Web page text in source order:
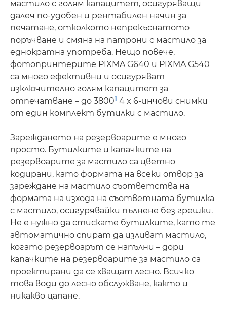
мастило с голям капацитет, осигуряващи
далеч по-удобен и рентабилен начин за
печатане, отколкото непрекъснатото
поръчване и смяна на патрони с мастило за
еднократна употреба. Нещо повече,
фотопринтерите PIXMA G640 и PIXMA G540
са много ефективни и осигуряват
изключително голям капацитет за
отпечатване – до 38001 4 x 6-инчови снимки
от един комплект бутилки с мастило.
Зареждането на резервоарите е много
просто. Бутилките и капачките на
резервоарите за мастило са цветно
кодирани, като формата на всеки отвор за
зареждане на мастило съответства на
формата на изхода на съответната бутилка
с мастило, осигурявайки пълнене без грешки.
Не е нужно да стискате бутилките, като те
автоматично спират да изливат мастило,
когато резервоарът се напълни – дори
капачките на резервоарите за мастило са
проектирани да се хващат лесно. Всичко
това води до лесно обслужване, както и
никакво цапане.